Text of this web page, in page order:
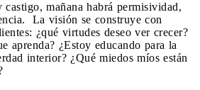
mañana habrá permisividad,
La visión se construye con
¿qué virtudes deseo ver crecer?
aprenda? ¿Estoy educando para la
interior? ¿Qué miedos míos están